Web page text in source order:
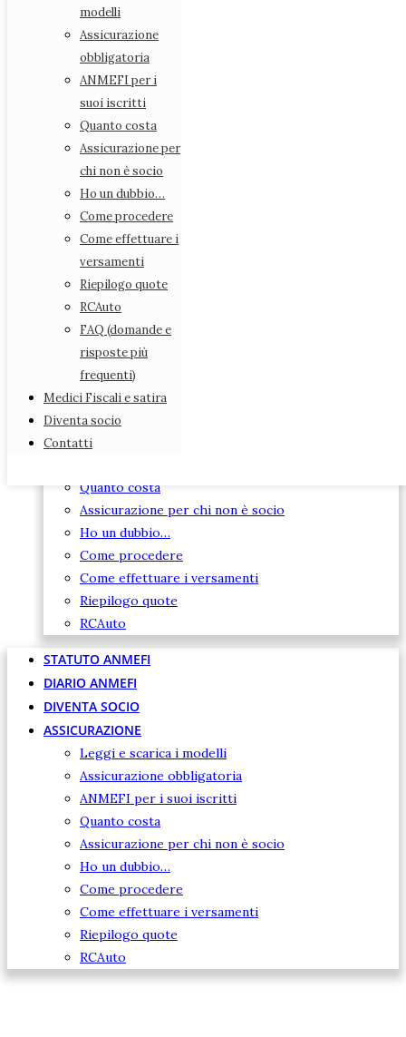
modelli
Assicurazione
obbligatoria
ANMEFI per i
suoi iscritti
Quanto costa
Assicurazione per
chi non è socio
Ho un dubbio…
Come procedere
Come effettuare i
versamenti
Riepilogo quote
RCAuto
FAQ (domande e
risposte più
frequenti)
Medici Fiscali e satira
Diventa socio
Contatti
ANMEFI per i suoi iscritti
Quanto costa
Assicurazione per chi non è socio
Ho un dubbio…
Come procedere
Come effettuare i versamenti
Riepilogo quote
RCAuto
FAQ (domande e risposte più frequenti)
Medici Fiscali e satira
Diventa socio
Contatti
STATUTO ANMEFI
DIARIO ANMEFI
DIVENTA SOCIO
ASSICURAZIONE
Leggi e scarica i modelli
Assicurazione obbligatoria
Quanto costa
Assicurazione per chi non è socio
Ho un dubbio…
Come procedere
Come effettuare i versamenti
Riepilogo quote
RCAuto
STATUTO ANMEFI
DIARIO ANMEFI
DIVENTA SOCIO
ASSICURAZIONE
Leggi e scarica i modelli
Assicurazione obbligatoria
ANMEFI per i suoi iscritti
Quanto costa
Assicurazione per chi non è socio
Ho un dubbio…
Come procedere
Come effettuare i versamenti
Riepilogo quote
RCAuto